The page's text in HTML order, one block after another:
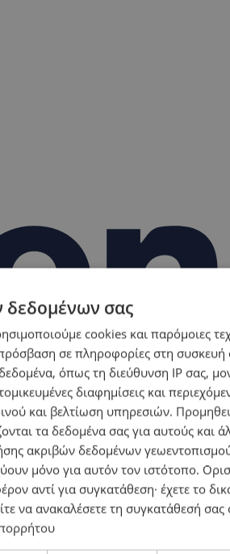
σας
cookies και παρόμοιες
σε πληροφορίες στη συσκευή
όπως τη διεύθυνση IP σας,
διαφημίσεις και
και βελτίωση υπηρεσιών.
τα δεδομένα σας για αυτούς και
ακριβών δεδομένων
μόνο για αυτόν τον ιστότοπο.
αντί για συγκατάθεση· έχετε το
να ανακαλέσετε τη συγκατάθεσή σας